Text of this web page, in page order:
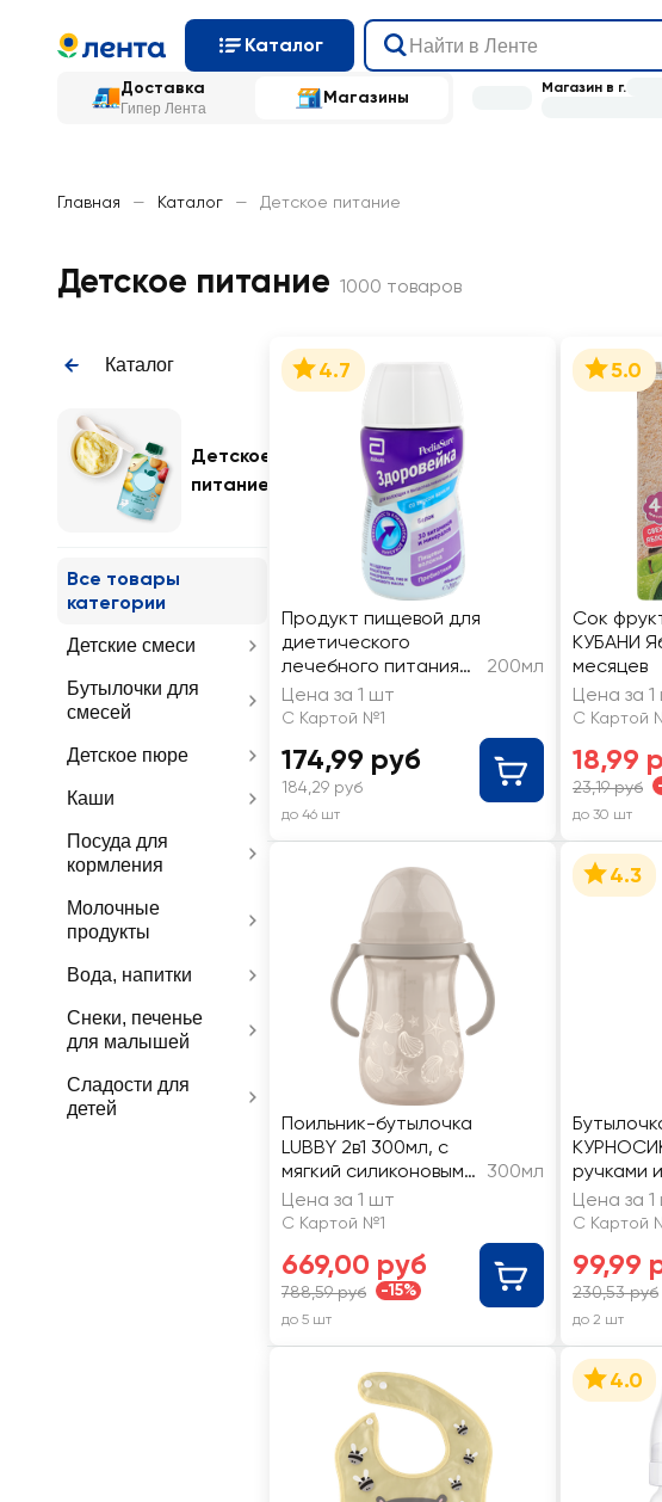
Каталог
Доставка
Гипер Лента
Магазины Магазин в г.
Главная — Каталог — Детское питание
Детское питание 1000 товаров
Каталог
Детское
питание
Все товары
категории
Детские смеси
Бутылочки для
смесей
Детское пюре
Каши
Посуда для
кормления
Молочные
продукты
Вода, напитки
Снеки, печенье
для малышей
Сладости для
детей
4.7
Продукт пищевой для
диетического
лечебного питания
детей PEDIASURE
Здоровейка со
года
200мл
Цена за 1 шт
С Картой №1
174,99 руб
184,29 руб
до 46 шт
5.0
Сок
КУБАНИ
месяцев
Цена за
С Картой
18,99
23,19 руб
до 30 шт
Поильник-бутылочка
LUBBY 2в1 300мл, с
мягкий силиконовым
носиком и молочной
соской, с 3 месяцев
300мл
Цена за 1 шт
С Картой №1
669,00 руб
788,59 руб -15%
до 5 шт
4.3
ручками
молочной
месяцев,
Цена за
С Картой
99,99
230,53 руб
до 2 шт
4.0